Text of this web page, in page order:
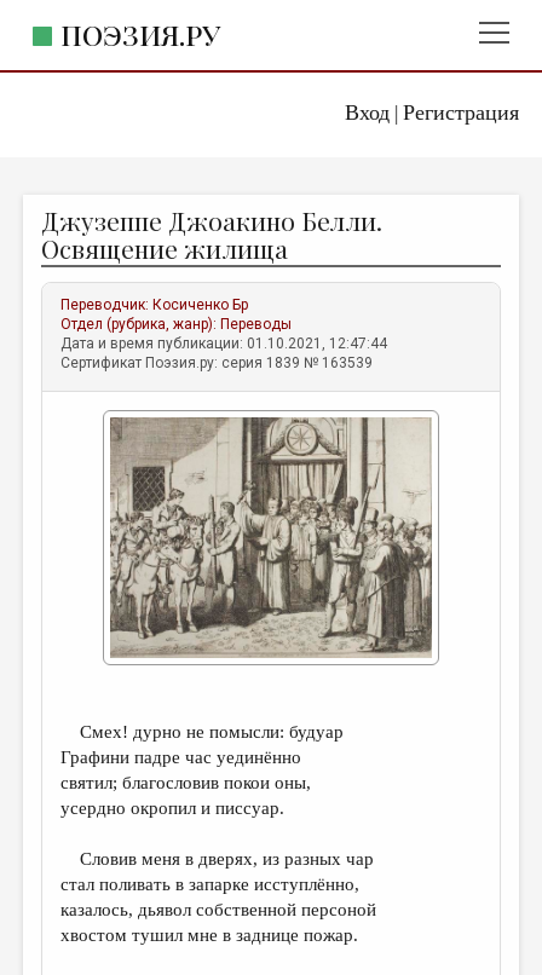
Вход| Регистрация
ПОЭЗИЯ.РУ
ЖАНРЫ
АВТОРЫ
КОММЕНТАРИИ
ЛИТСАЛОН
ПРАВИЛА САЙТА
ОТДЕЛЫ И РУБРИКИ
ИЗБРАННОЕ
ДАЙДЖЕСТ
ПРОИЗВЕДЕНИЯ
ПЕРЕВОДЫ
ДЕТСКАЯ КОМНАТА
КНИЖНАЯ ПОЛКА
СТРАНИЦЫ ПАМЯТИ
ОБЪЯВЛЕНИЯ
Джузеппе Джоакино Белли.
Освящение жилища
Переводчик: Косиченко Бр
Отдел (рубрика, жанр): Переводы
Дата и время публикации: 01.10.2021, 12:47:44
Сертификат Поэзия.ру: серия 1839 № 163539
Смех! дурно не помысли: будуар
Графини падре час уединённо
святил; благословив покои оны,
усердно окропил и писсуар.
Словив меня в дверях, из разных чар
стал поливать в запарке исступлённо,
казалось, дьявол собственной персоной
хвостом тушил мне в заднице пожар.